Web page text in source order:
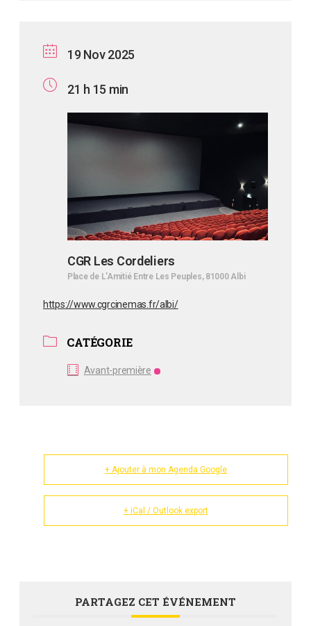
19 Nov 2025
21 h 15 min
CGR Les Cordeliers
Place de L'Amitié Entre Les Peuples, 81000 Albi
https://www.cgrcinemas.fr/albi/
CATÉGORIE
Avant-première
+ Ajouter à mon Agenda Google
+ iCal / Outlook export
PARTAGEZ CET ÉVÉNEMENT